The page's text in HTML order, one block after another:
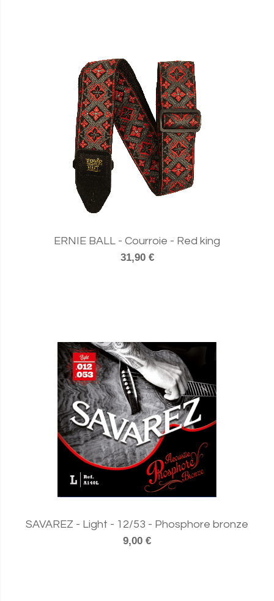
ERNIE BALL - Courroie - Red king
31,90 €
SAVAREZ - Light - 12/53 - Phosphore bronze
9,00 €